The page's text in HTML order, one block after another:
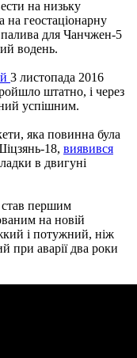
на низьку
на геостаціонарну
палива для Чанчжен-5
водень.
3 листопада 2016
штатно, і через
успішним.
яка повинна була
18, виявився
в двигуні
першим
на новій
і потужний, ніж
при аварії два роки